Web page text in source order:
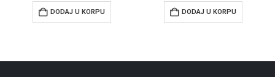
DODAJ U KORPU DODAJ U KORPU